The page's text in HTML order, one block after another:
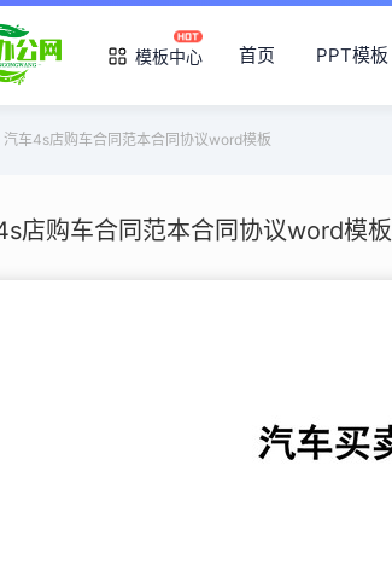
模板中心 首页 PPT模板
汽车4s店购车合同范本合同协议word模板
店购车合同范本合同协议word模板